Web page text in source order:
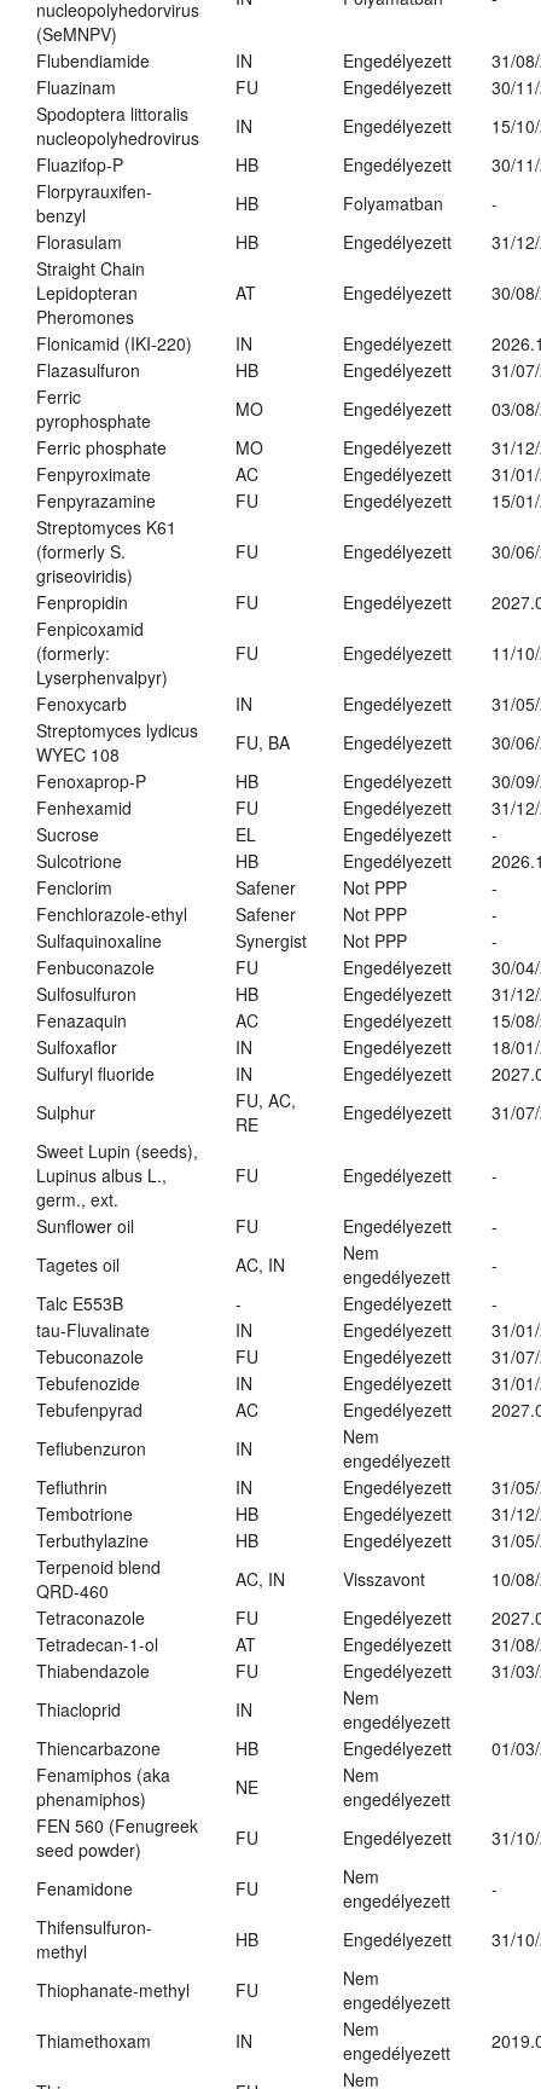
nucleopolyhedorvirus
(SeMNPV)
Flubendiamide IN Engedélyezett
31/
Fluazinam
FU Engedélyezett
30/
Spodoptera littoralis
nucleopolyhedrovirus
IN Engedélyezett
15/
Fluazifop-P
HB Engedélyezett
30/
Florpyrauxifen-
benzyl
HB Folyamatban
-
Florasulam
HB Engedélyezett
31/
Straight Chain
Lepidopteran
Pheromones
AT Engedélyezett 30/
Flonicamid (IKI-220) IN Engedélyezett
Flazasulfuron
HB Engedélyezett
31/
Ferric
pyrophosphate
MO Engedélyezett
03/
Ferric phosphate
MO Engedélyezett
31/
Fenpyroximate
AC Engedélyezett
31/
Fenpyrazamine
FU Engedélyezett
15/
Streptomyces K61
(formerly S.
griseoviridis)
FU Engedélyezett 30/
Fenpropidin FU Engedélyezett
Fenpicoxamid
(formerly:
Lyserphenvalpyr)
FU Engedélyezett 11/
Fenoxycarb IN Engedélyezett
31/
Streptomyces lydicus
WYEC 108
FU, BA Engedélyezett
30/
Fenoxaprop-P
HB Engedélyezett
30/
Fenhexamid
FU Engedélyezett
31/
Sucrose
EL Engedélyezett
-
Sulcotrione
HB Engedélyezett
Fenclorim
Safener Not PPP
-
Fenchlorazole-ethyl
Safener Not PPP
-
Sulfaquinoxaline
Synergist Not PPP
-
Fenbuconazole
FU Engedélyezett
30/
Sulfosulfuron
HB Engedélyezett
31/
Fenazaquin
AC Engedélyezett
15/
Sulfoxaflor
IN Engedélyezett
18/
Sulfuryl fluoride
IN Engedélyezett
Sulphur
FU, AC,
RE
Engedélyezett
31/
Sweet Lupin (seeds),
Lupinus albus L.,
germ., ext.
FU Engedélyezett -
Sunflower oil FU Engedélyezett
-
Tagetes oil
AC, IN
Nem
engedélyezett
-
Talc E553B
- Engedélyezett
-
tau-Fluvalinate
IN Engedélyezett
31/
Tebuconazole
FU Engedélyezett
31/
Tebufenozide
IN Engedélyezett
31/
Tebufenpyrad
AC Engedélyezett
Teflubenzuron
IN
Nem
engedélyezett
Tefluthrin
IN Engedélyezett
31/
Tembotrione
HB Engedélyezett
31/
Terbuthylazine
HB Engedélyezett
31/
Terpenoid blend
QRD-460
AC, IN Visszavont
10/
Tetraconazole
FU Engedélyezett
Tetradecan-1-ol
AT Engedélyezett
31/
Thiabendazole
FU Engedélyezett
31/
Thiacloprid
IN
Nem
engedélyezett
Thiencarbazone
HB Engedélyezett
01/
Fenamiphos (aka
phenamiphos)
NE
Nem
engedélyezett
FEN 560 (Fenugreek
seed powder)
FU Engedélyezett 31/
Fenamidone FU
Nem
engedélyezett
-
Thifensulfuron-
methyl
HB Engedélyezett 31/
Thiophanate-methyl FU
Nem
engedélyezett
Thiamethoxam
IN
Nem
engedélyezett
Nem